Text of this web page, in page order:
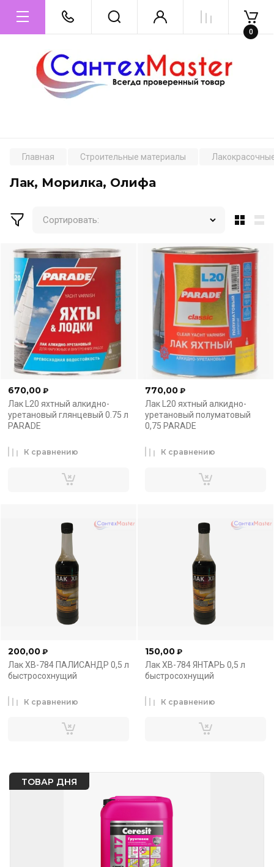
0
ТОВАР ДНЯ
Главная Строительные материалы
Лак, Морилка, Олифа
Сортировать:
670,00 ₽
Лак L20 яхтный алкидно-
уретановый глянцевый 0.75 л
PARADE
К сравнению
770,00 ₽
Лак L20 яхтный алкидно-
уретановый полуматовый
0,75 PARADE
К сравнению
200,00 ₽
Лак ХВ-784 ПАЛИСАНДР 0,5 л
быстросохнущий
К сравнению
150,00 ₽
Лак ХВ-784 ЯНТАРЬ 0,5 л
быстросохнущий
К сравнению